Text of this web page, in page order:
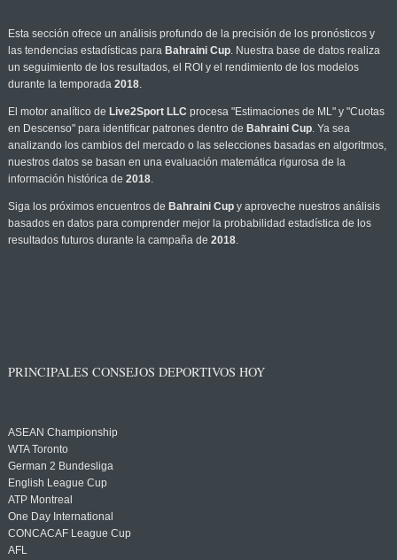
Esta sección ofrece un análisis profundo de la precisión de los pronósticos y
las tendencias estadísticas para Bahraini Cup. Nuestra base de datos realiza
un seguimiento de los resultados, el ROI y el rendimiento de los modelos
durante la temporada 2018.
El motor analítico de Live2Sport LLC procesa "Estimaciones de ML" y "Cuotas
en Descenso" para identificar patrones dentro de Bahraini Cup. Ya sea
analizando los cambios del mercado o las selecciones basadas en algoritmos,
nuestros datos se basan en una evaluación matemática rigurosa de la
información histórica de 2018.
Siga los próximos encuentros de Bahraini Cupy aproveche nuestros análisis
basados en datos para comprender mejor la probabilidad estadística de los
resultados futuros durante la campaña de 2018.
PRINCIPALES CONSEJOS DEPORTIVOS HOY
ASEAN Championship
WTA Toronto
German 2 Bundesliga
English League Cup
ATP Montreal
One Day International
CONCACAF League Cup
AFL